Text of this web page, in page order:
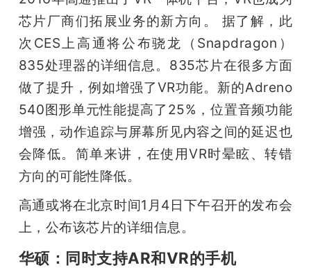
芯片厂商们拓展业务的新方向。 据了解，此
次CES上高通将公布骁龙（Snapdragon）
835处理器的详细信息。835芯片在很多方面
做了提升，例如增强了VR功能。新的Adreno
540图形单元性能提高了25%，位置音频功能
增强，动作追踪与屏幕所见内容之间的延迟也
会降低。简单来讲，在使用VR时晕眩、转错
方向的可能性降低。
高通或将在北京时间1月4日下午召开的发布会
上，公布该芯片的详细信息。
华硕：同时支持AR和VR的手机